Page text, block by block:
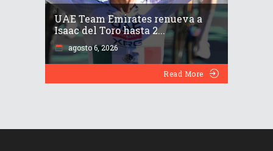
UAE Team Emirates renueva a
Isaac del Toro hasta 2...
agosto 6, 2026
Read More